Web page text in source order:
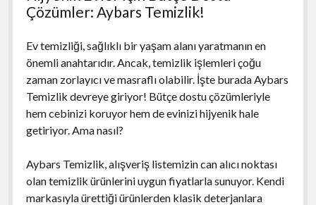
Çözümler: Aybars Temizlik!
Ev temizliği, sağlıklı bir yaşam alanı yaratmanın en
önemli anahtarıdır. Ancak, temizlik işlemleri çoğu
zaman zorlayıcı ve masraflı olabilir. İşte burada Aybars
Temizlik devreye giriyor! Bütçe dostu çözümleriyle
hem cebinizi koruyor hem de evinizi hijyenik hale
getiriyor. Ama nasıl?
Aybars Temizlik, alışveriş listemizin can alıcı noktası
olan temizlik ürünlerini uygun fiyatlarla sunuyor. Kendi
markasıyla ürettiği ürünlerden klasik deterjanlara